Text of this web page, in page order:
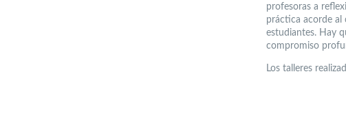
profesoras a
práctica acorde al
estudiantes. Hay
compromiso
Los talleres